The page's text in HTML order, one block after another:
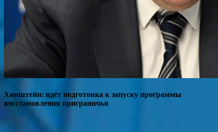
Хинштейн: идёт подготовка к запуску программы
восстановления приграничья